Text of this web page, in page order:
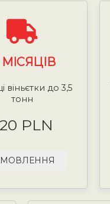
МІСЯЦІВ
віньєтки до 3,5
тонн
PLN